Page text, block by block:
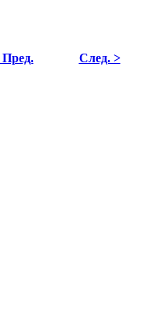
Пред. След. >